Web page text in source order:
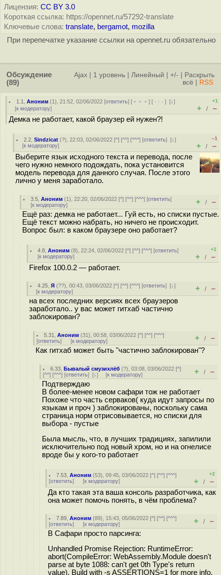
Лицензия: CC BY 3.0
Короткая ссылка: https://opennet.ru/57292-translate
Ключевые слова: translate, bergamot, mozilla
При перепечатке указание ссылки на opennet.ru обязательно
Обсуждение
(89)
Ajax 1 уровень Линейный +/-
Раскрыть
всё
RSS
1.1 ,Аноним (1), 21:52, 02/06/2022 [ответить] [ ﹢﹢﹢] [ · · ·][↓]
[к модератору]
+1
+ / –
Демка не работает, какой браузер ей нужен?!
2.2 ,Sindzicat (?), 22:03, 02/06/2022 [^] [^^] [^^^] [ответить][↓]
[к модератору]
–1
+ / –
Выберите язык исходного текста и перевода, после
чего нужно немного подождать, пока установится
модель перевода для данного случая. После этого
лично у меня заработало.
3.5 ,Аноним (1), 22:20, 02/06/2022 [^] [^^] [^^^] [ответить]
[к модератору] + / –
Ещё раз: демка не работает... Гуй есть, но списки пустые.
Ещё текст можно набрать, но ничего не происходит.
Вопрос был: в каком браузере оно работает?
4.8 ,Аноним (8), 22:24, 02/06/2022 [^] [^^] [^^^] [ответить]
[к модератору]
+1
+ / –
Firefox 100.0.2 — работает.
4.25 ,Я (??), 00:43, 03/06/2022 [^] [^^] [^^^] [ответить][↓]
[к модератору] + / –
на всех последних версиях всех браузеров
заработало.. у вас может гитхаб частично
заблокирован?
5.31 ,Аноним (31), 00:58, 03/06/2022 [^] [^^] [^^^]
[ответить] [к модератору] + / –
Как гитхаб может быть "частично заблокирован"?
6.33 ,Бывалый смузихлёб (?), 03:08, 03/06/2022 [^]
[^^] [^^^] [ответить] [↓] [к модератору] + / –
Подтверждаю
В более-менее новом сафари тож не работает
Похоже что часть серваков( куда идут запросы по
языкам и проч ) заблокированы, поскольку сама
страница норм отрисовывается, но списки для
выбора - пустые
Была мысль, что, в лучших традициях, запилили
исключительно под новый хром, но и на огнелисе
вроде бы у кого-то работает
7.53 ,Аноним (53), 09:45, 03/06/2022 [^] [^^] [^^^]
[ответить] [к модератору]
+2
+ / –
Да кто такая эта ваша консоль разработчика, как
она может помочь понять, в чём проблема?
7.89 ,Аноним (89), 15:43, 05/06/2022 [^] [^^] [^^^]
[ответить] [к модератору] + / –
В Сафари просто парсинга:
Unhandled Promise Rejection: RuntimeError:
abort(CompileError: WebAssembly.Module doesn't
parse at byte 1088: can't get 0th Type's return
value). Build with -s ASSERTIONS=1 for more info.